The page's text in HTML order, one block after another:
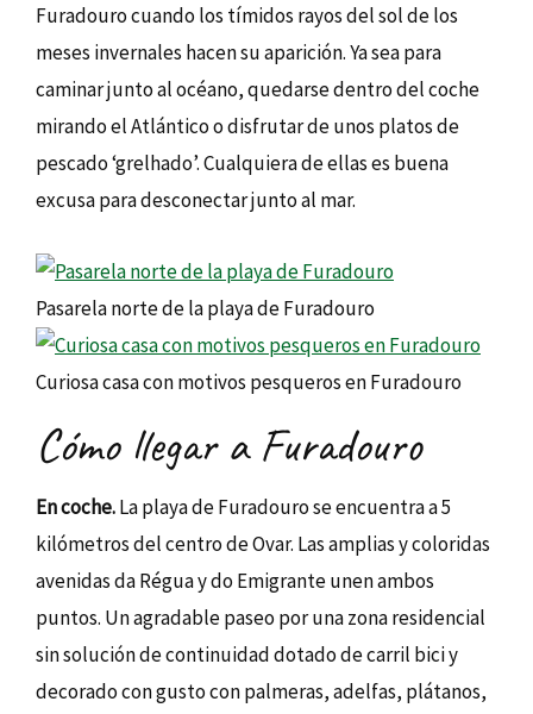
Furadouro cuando los tímidos rayos del sol de los
meses invernales hacen su aparición. Ya sea para
caminar junto al océano, quedarse dentro del coche
mirando el Atlántico o disfrutar de unos platos de
pescado ‘grelhado’. Cualquiera de ellas es buena
excusa para desconectar junto al mar.
Pasarela norte de la playa de Furadouro
Curiosa casa con motivos pesqueros en Furadouro
Cómo llegar a Furadouro
En coche.La playa de Furadouro se encuentra a 5
kilómetros del centro de Ovar. Las amplias y coloridas
avenidas da Régua y do Emigrante unen ambos
puntos. Un agradable paseo por una zona residencial
sin solución de continuidad dotado de carril bici y
decorado con gusto con palmeras, adelfas, plátanos,